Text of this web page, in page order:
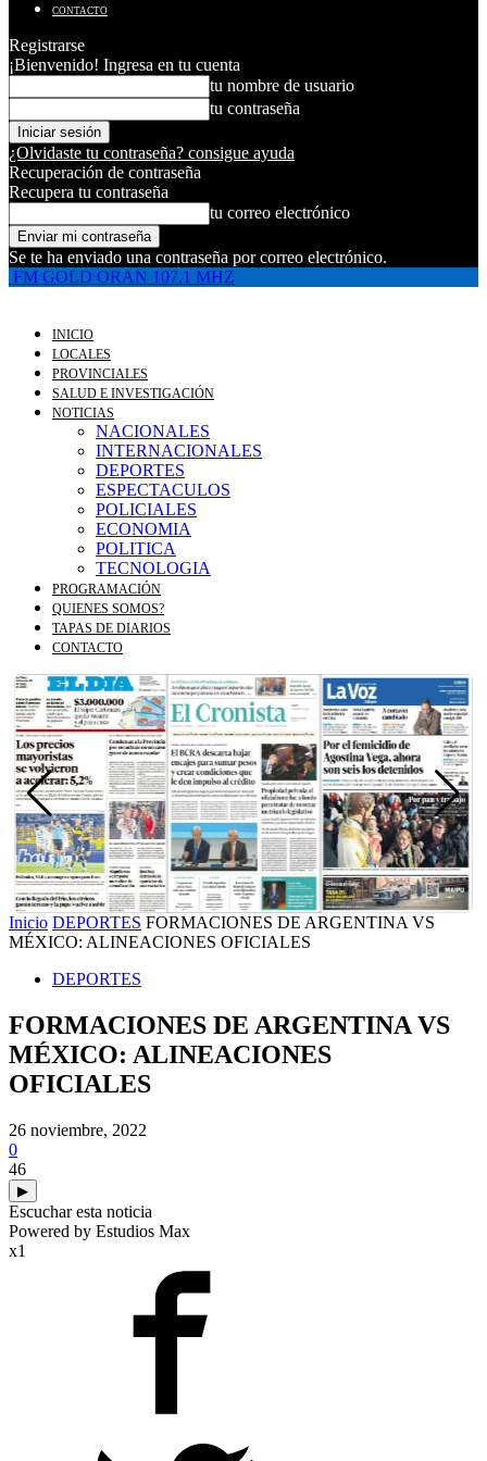
CONTACTO
Registrarse
¡Bienvenido! Ingresa en tu cuenta
tu nombre de usuario
tu contraseña
¿Olvidaste tu contraseña? consigue ayuda
Recuperación de contraseña
Recupera tu contraseña
tu correo electrónico
Se te ha enviado una contraseña por correo electrónico.
FM GOLD ORAN 107.1 MHZ
INICIO
LOCALES
PROVINCIALES
SALUD E INVESTIGACIÓN
NOTICIAS
NACIONALES
INTERNACIONALES
DEPORTES
ESPECTACULOS
POLICIALES
ECONOMIA
POLITICA
TECNOLOGIA
PROGRAMACIÓN
QUIENES SOMOS?
TAPAS DE DIARIOS
CONTACTO
Inicio DEPORTES FORMACIONES DE ARGENTINA VS
MÉXICO: ALINEACIONES OFICIALES
DEPORTES
FORMACIONES DE ARGENTINA VS
MÉXICO: ALINEACIONES
OFICIALES
26 noviembre, 2022
0
46
▶
Escuchar esta noticia
Powered by Estudios Max
x1